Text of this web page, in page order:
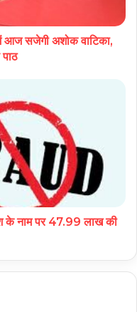
में आज सजेगी अशोक वाटिका,
के नाम पर 47.99 लाख की